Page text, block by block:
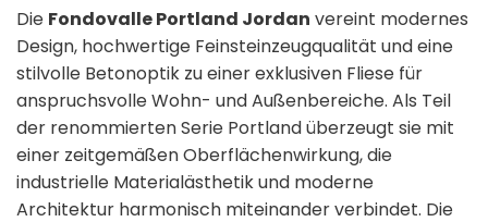
Die Fondovalle Portland Jordan vereint modernes
Design, hochwertige Feinsteinzeugqualität und eine
stilvolle Betonoptik zu einer exklusiven Fliese für
anspruchsvolle Wohn- und Außenbereiche. Als Teil
der renommierten Serie Portland überzeugt sie mit
einer zeitgemäßen Oberflächenwirkung, die
industrielle Materialästhetik und moderne
Architektur harmonisch miteinander verbindet. Die